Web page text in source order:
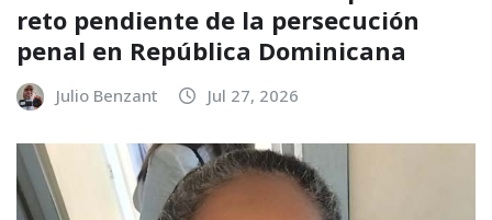
reto pendiente de la persecución
penal en República Dominicana
Julio Benzant Jul 27, 2026